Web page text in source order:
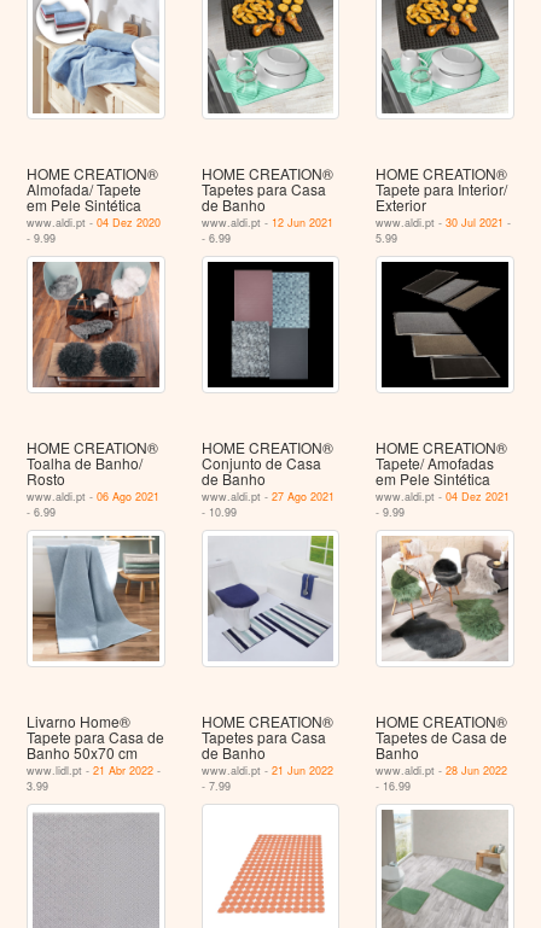
HOME CREATION®
Almofada/ Tapete
em Pele Sintética
www.aldi.pt -04 Dez 2020
- 9.99
HOME CREATION®
Tapetes para Casa
de Banho
www.aldi.pt - 12 Jun 2021
- 6.99
HOME CREATION®
Tapete para Interior/
Exterior
www.aldi.pt -30 Jul 2021 -
5.99
HOME CREATION®
Toalha de Banho/
Rosto
www.aldi.pt -06 Ago 2021
- 6.99
HOME CREATION®
Conjunto de Casa
de Banho
www.aldi.pt - 27 Ago 2021
- 10.99
HOME CREATION®
Tapete/ Amofadas
em Pele Sintética
www.aldi.pt -04 Dez 2021
- 9.99
Livarno Home®
Tapete para Casa de
Banho 50x70 cm
www.lidl.pt -21 Abr 2022 -
3.99
HOME CREATION®
Tapetes para Casa
de Banho
www.aldi.pt - 21 Jun 2022
- 7.99
HOME CREATION®
Tapetes de Casa de
Banho
www.aldi.pt -28 Jun 2022
- 16.99